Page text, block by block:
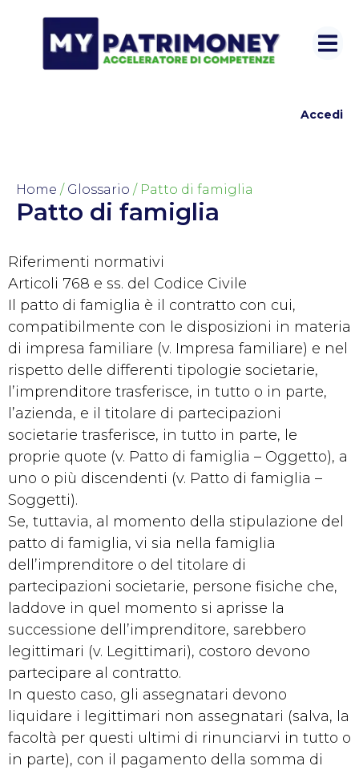
Accedi
Home / Glossario / Patto di famiglia
Patto di famiglia
Riferimenti normativi
Articoli 768 e ss. del Codice Civile
Il patto di famiglia è il contratto con cui,
compatibilmente con le disposizioni in materia
di impresa familiare (v. Impresa familiare) e nel
rispetto delle differenti tipologie societarie,
l’imprenditore trasferisce, in tutto o in parte,
l’azienda, e il titolare di partecipazioni
societarie trasferisce, in tutto in parte, le
proprie quote (v. Patto di famiglia – Oggetto), a
uno o più discendenti (v. Patto di famiglia –
Soggetti).
Se, tuttavia, al momento della stipulazione del
patto di famiglia, vi sia nella famiglia
dell’imprenditore o del titolare di
partecipazioni societarie, persone fisiche che,
laddove in quel momento si aprisse la
successione dell’imprenditore, sarebbero
legittimari (v. Legittimari), costoro devono
partecipare al contratto.
In questo caso, gli assegnatari devono
liquidare i legittimari non assegnatari (salva, la
facoltà per questi ultimi di rinunciarvi in tutto o
in parte), con il pagamento della somma di